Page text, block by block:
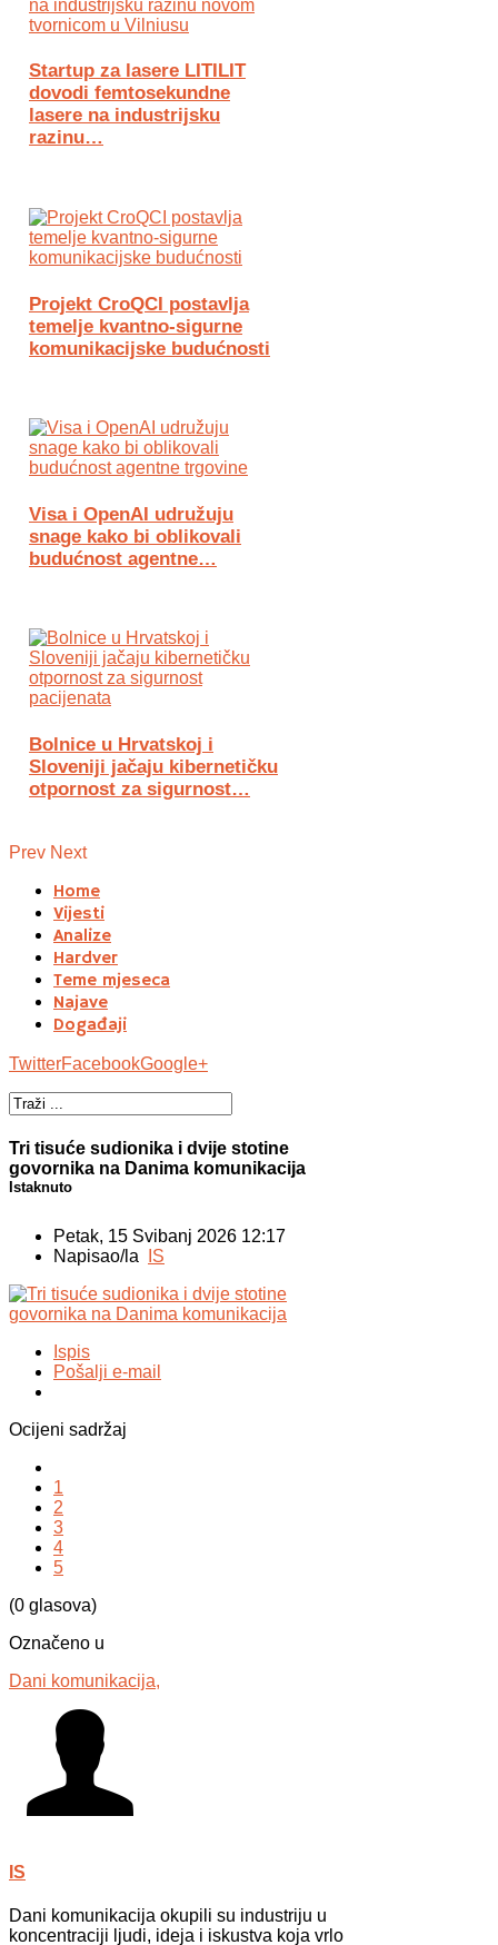
Startup za lasere LITILIT
dovodi femtosekundne
lasere na industrijsku
razinu…
Projekt CroQCI postavlja
temelje kvantno-sigurne
komunikacijske budućnosti
Visa i OpenAI udružuju
snage kako bi oblikovali
budućnost agentne…
Bolnice u Hrvatskoj i
Sloveniji jačaju kibernetičku
otpornost za sigurnost…
Prev Next
Home
Vijesti
Analize
Hardver
Teme mjeseca
Najave
Događaji
TwitterFacebookGoogle+
Tri tisuće sudionika i dvije stotine
govornika na Danima komunikacija
Istaknuto
Petak, 15 Svibanj 2026 12:17
Napisao/la
IS
Ispis
Pošalji e-mail
Ocijeni sadržaj
1
2
3
4
5
(0 glasova)
Označeno u
Dani komunikacija,
IS
Dani komunikacija okupili su industriju u
koncentraciji ljudi, ideja i iskustva koja vrlo